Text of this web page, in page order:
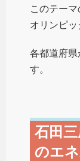
このテー
オリンピッ
各都道府県
す。
石田
のエ